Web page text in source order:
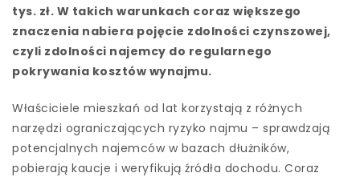
tys. zł. W takich warunkach coraz większego
znaczenia nabiera pojęcie zdolności czynszowej,
czyli zdolności najemcy do regularnego
pokrywania kosztów wynajmu.
Właściciele mieszkań od lat korzystają z różnych
narzędzi ograniczających ryzyko najmu – sprawdzają
potencjalnych najemców w bazach dłużników,
pobierają kaucje i weryfikują źródła dochodu. Coraz